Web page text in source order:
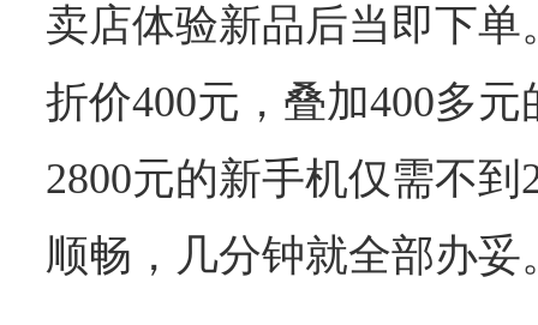
卖店体验新品后当即下单
折价400元，叠加400多
2800元的新手机仅需不到
顺畅，几分钟就全部办妥